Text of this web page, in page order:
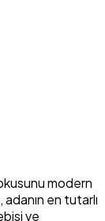
modern
en tutarlı
ve